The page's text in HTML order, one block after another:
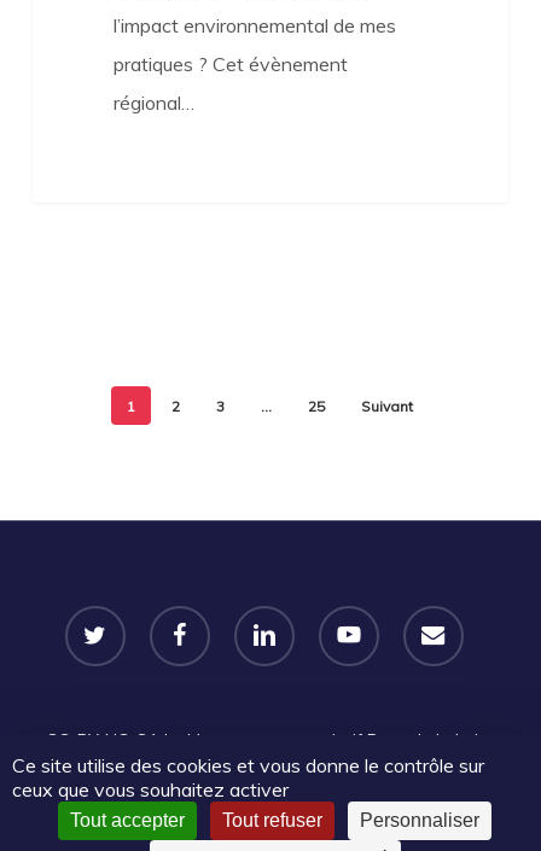
l’impact environnemental de mes
pratiques ? Cet évènement
régional…
1 2 3 … 25 Suivant
twitter facebook linkedin youtube email
CC-BY-NC-SA Le Mouvement associatif Pays de la Loire
2025 | Certains droits réservés |Mentions légales|Politique
de confidentialité
Ce site utilise des cookies et vous donne le contrôle sur
ceux que vous souhaitez activer
Tout accepter Tout refuser
Personnaliser